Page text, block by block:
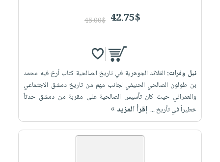
42.75$
45.00$
نيل وفرات: القلائد الجوهرية في تاريخ الصالحية كتاب أرخ فيه محمد
بن طولون الصالحي الحنيفي لجانب مهم من تاريخ دمشق الاجتماعي
والعمراني حيث كان تأسيس الصالحية على مقربة من دمشق حدثاً
خطيراً في تأريخ ... إقرأ المزيد »